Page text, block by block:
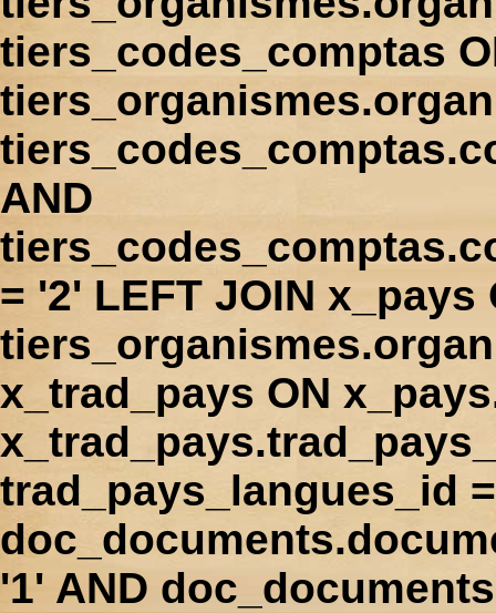
tiers_codes_comptas
AND
= '2' LEFT JOIN
x_trad_pays ON
trad_pays_langues_id
'1' AND